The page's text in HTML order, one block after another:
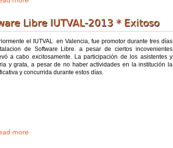
Libre IUTVAL-2013 * Exitoso
el IUTVAL en Valencia, fue promotor durante tres días
de Software Libre. a pesar de ciertos incovenientes
a cabo excitosamente. La participación de los asistentes y
y grata, a pesar de no haber actividades en la institución la
y concurrida durante estos días.
more